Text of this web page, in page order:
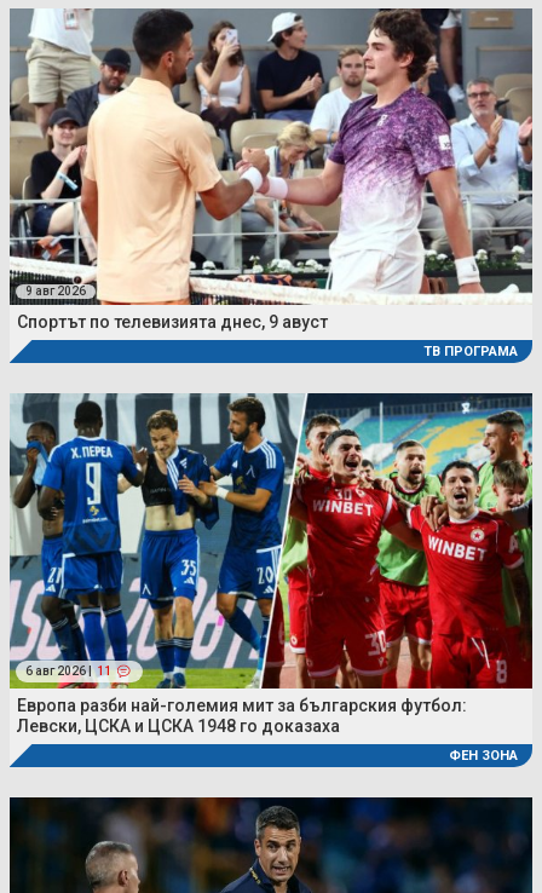
9 авг 2026
Спортът по телевизията днес, 9 авуст
ТВ ПРОГРАМА
6 авг 2026 | 11
Европа разби най-големия мит за българския футбол:
Левски, ЦСКА и ЦСКА 1948 го доказаха
ФЕН ЗОНА